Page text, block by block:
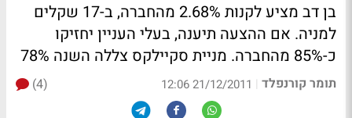
בן דב מציע לקנות 2.68% מהחברה, ב-17 שקלים
למניה. אם ההצעה תיענה, בעלי העניין יחזיקו
כ-85% מהחברה.
מניית סקיילקס צללה השנה 78%
תומר קורנפלד |
21/12/2011 12:06
(4)